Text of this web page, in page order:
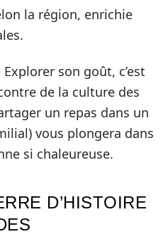
la région, enrichie
son goût, c’est
de la culture des
un repas dans un
vous plongera dans
si chaleureuse.
D’HISTOIRE